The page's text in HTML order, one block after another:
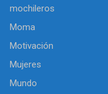
mochileros
Moma
Motivación
Mujeres
Mundo